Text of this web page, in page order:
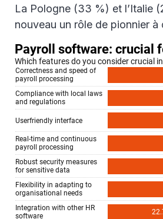
La Pologne (33 %) et l’Italie
nouveau un rôle de pionnier à